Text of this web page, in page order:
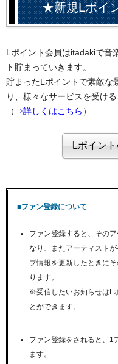
★新規Lポイ
Lポイント会員はitadakiで音
ト貯まっていきます。
貯まったLポイントで素敵な
り、様々なサービスを受ける
（ ⇒詳しくはこちら ）
■ファン登録について
ファン登録すると、その
なり、またアーティスト
ブ情報を更新したときに
ります。
※受信したいお知らせはL
とができます。
ファン登録をされると、1
ます。